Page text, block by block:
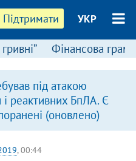
Підтримати УКР
Фінансова
під атакою
і реактивних БпЛА. Є
(оновлено)
, 00:44